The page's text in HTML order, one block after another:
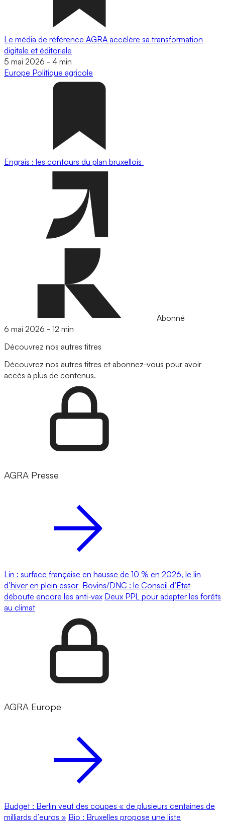
Le média de référence AGRA accélère sa transformation
digitale et éditoriale
5 mai 2026 - 4 min
Europe Politique agricole
Engrais : les contours du plan bruxellois
Abonné
6 mai 2026 - 12 min
Découvrez nos autres titres
Découvrez nos autres titres et abonnez-vous pour avoir
accès à plus de contenus.
AGRA Presse
Lin : surface française en hausse de 10 % en 2026, le lin
d’hiver en plein essor Bovins/DNC : le Conseil d’État
déboute encore les anti-vax Deux PPL pour adapter les forêts
au climat
AGRA Europe
Budget : Berlin veut des coupes « de plusieurs centaines de
milliards d’euros » Bio : Bruxelles propose une liste